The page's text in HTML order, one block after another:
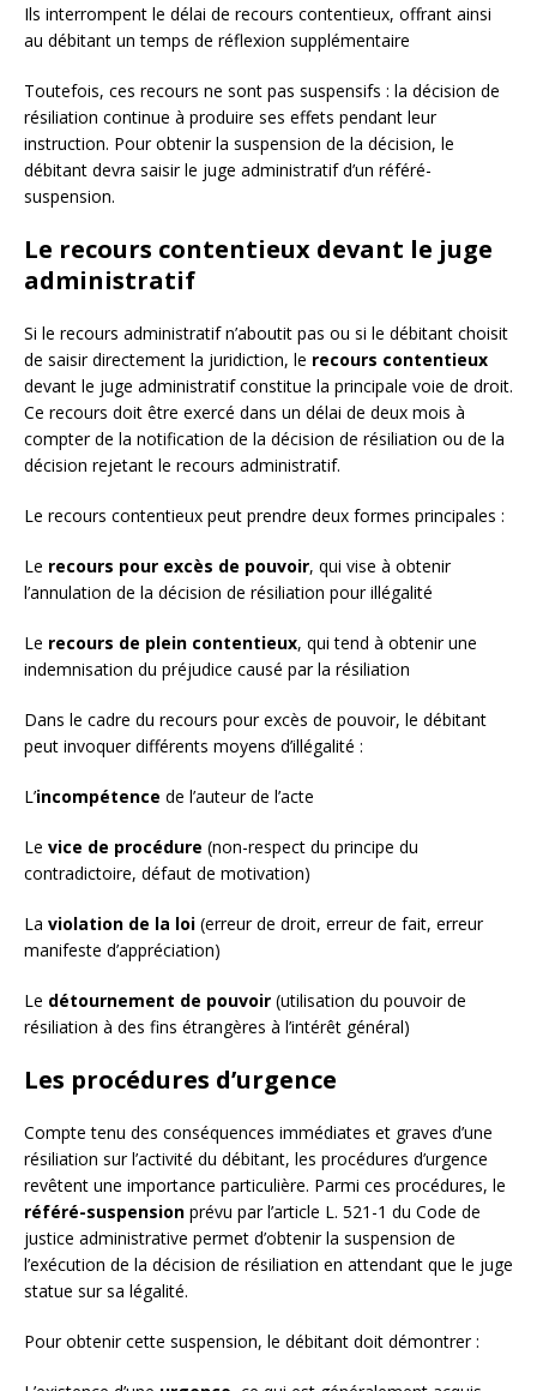
Ils interrompent le délai de recours contentieux, offrant ainsi
au débitant un temps de réflexion supplémentaire
Toutefois, ces recours ne sont pas suspensifs : la décision de
résiliation continue à produire ses effets pendant leur
instruction. Pour obtenir la suspension de la décision, le
débitant devra saisir le juge administratif d’un référé-
suspension.
Le recours contentieux devant le juge
administratif
Si le recours administratif n’aboutit pas ou si le débitant choisit
de saisir directement la juridiction, le recours contentieux
devant le juge administratif constitue la principale voie de droit.
Ce recours doit être exercé dans un délai de deux mois à
compter de la notification de la décision de résiliation ou de la
décision rejetant le recours administratif.
Le recours contentieux peut prendre deux formes principales :
Le recours pour excès de pouvoir, qui vise à obtenir
l’annulation de la décision de résiliation pour illégalité
Le recours de plein contentieux, qui tend à obtenir une
indemnisation du préjudice causé par la résiliation
Dans le cadre du recours pour excès de pouvoir, le débitant
peut invoquer différents moyens d’illégalité :
L’incompétence de l’auteur de l’acte
Le vice de procédure (non-respect du principe du
contradictoire, défaut de motivation)
La violation de la loi (erreur de droit, erreur de fait, erreur
manifeste d’appréciation)
Le détournement de pouvoir (utilisation du pouvoir de
résiliation à des fins étrangères à l’intérêt général)
Les procédures d’urgence
Compte tenu des conséquences immédiates et graves d’une
résiliation sur l’activité du débitant, les procédures d’urgence
revêtent une importance particulière. Parmi ces procédures, le
référé-suspension prévu par l’article L. 521-1 du Code de
justice administrative permet d’obtenir la suspension de
l’exécution de la décision de résiliation en attendant que le juge
statue sur sa légalité.
Pour obtenir cette suspension, le débitant doit démontrer :